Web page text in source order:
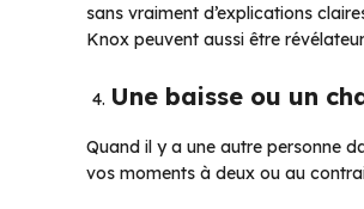
sans vraiment d’explications
Knox peuvent aussi être
Une baisse ou un
Quand il y a une autre personne
vos moments à deux ou au